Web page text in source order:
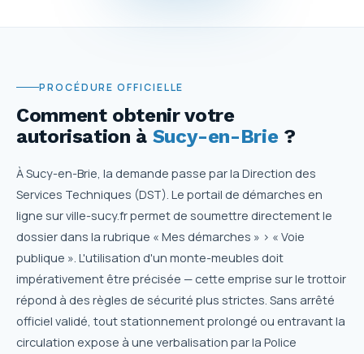
PROCÉDURE OFFICIELLE
Comment obtenir votre
autorisation à Sucy-en-Brie ?
À Sucy-en-Brie, la demande passe par la Direction des
Services Techniques (DST). Le portail de démarches en
ligne sur ville-sucy.fr permet de soumettre directement le
dossier dans la rubrique « Mes démarches » > « Voie
publique ». L'utilisation d'un monte-meubles doit
impérativement être précisée — cette emprise sur le trottoir
répond à des règles de sécurité plus strictes. Sans arrêté
officiel validé, tout stationnement prolongé ou entravant la
circulation expose à une verbalisation par la Police